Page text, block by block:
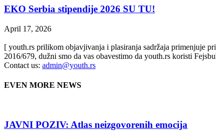
EKO Serbia stipendije 2026 SU TU!
April 17, 2026
[ youth.rs prilikom objavjivanja i plasiranja sadržaja primenjuje
2016/679, dužni smo da vas obavestimo da youth.rs koristi
Contact us: admin@youth.rs
EVEN MORE NEWS
JAVNI POZIV: Atlas neizgovorenih emocija